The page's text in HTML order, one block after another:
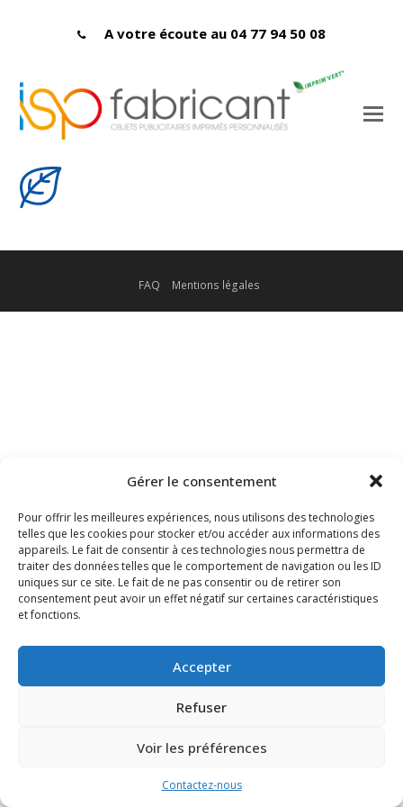
Gérer le consentement
Pour offrir les meilleures expériences, nous utilisons des technologies
telles que les cookies pour stocker et/ou accéder aux informations des
appareils. Le fait de consentir à ces technologies nous permettra de
traiter des données telles que le comportement de navigation ou les ID
uniques sur ce site. Le fait de ne pas consentir ou de retirer son
consentement peut avoir un effet négatif sur certaines caractéristiques
et fonctions.
Accepter
Refuser
Voir les préférences
Contactez-nous
A votre écoute au 04 77 94 50 08
FAQ Mentions légales